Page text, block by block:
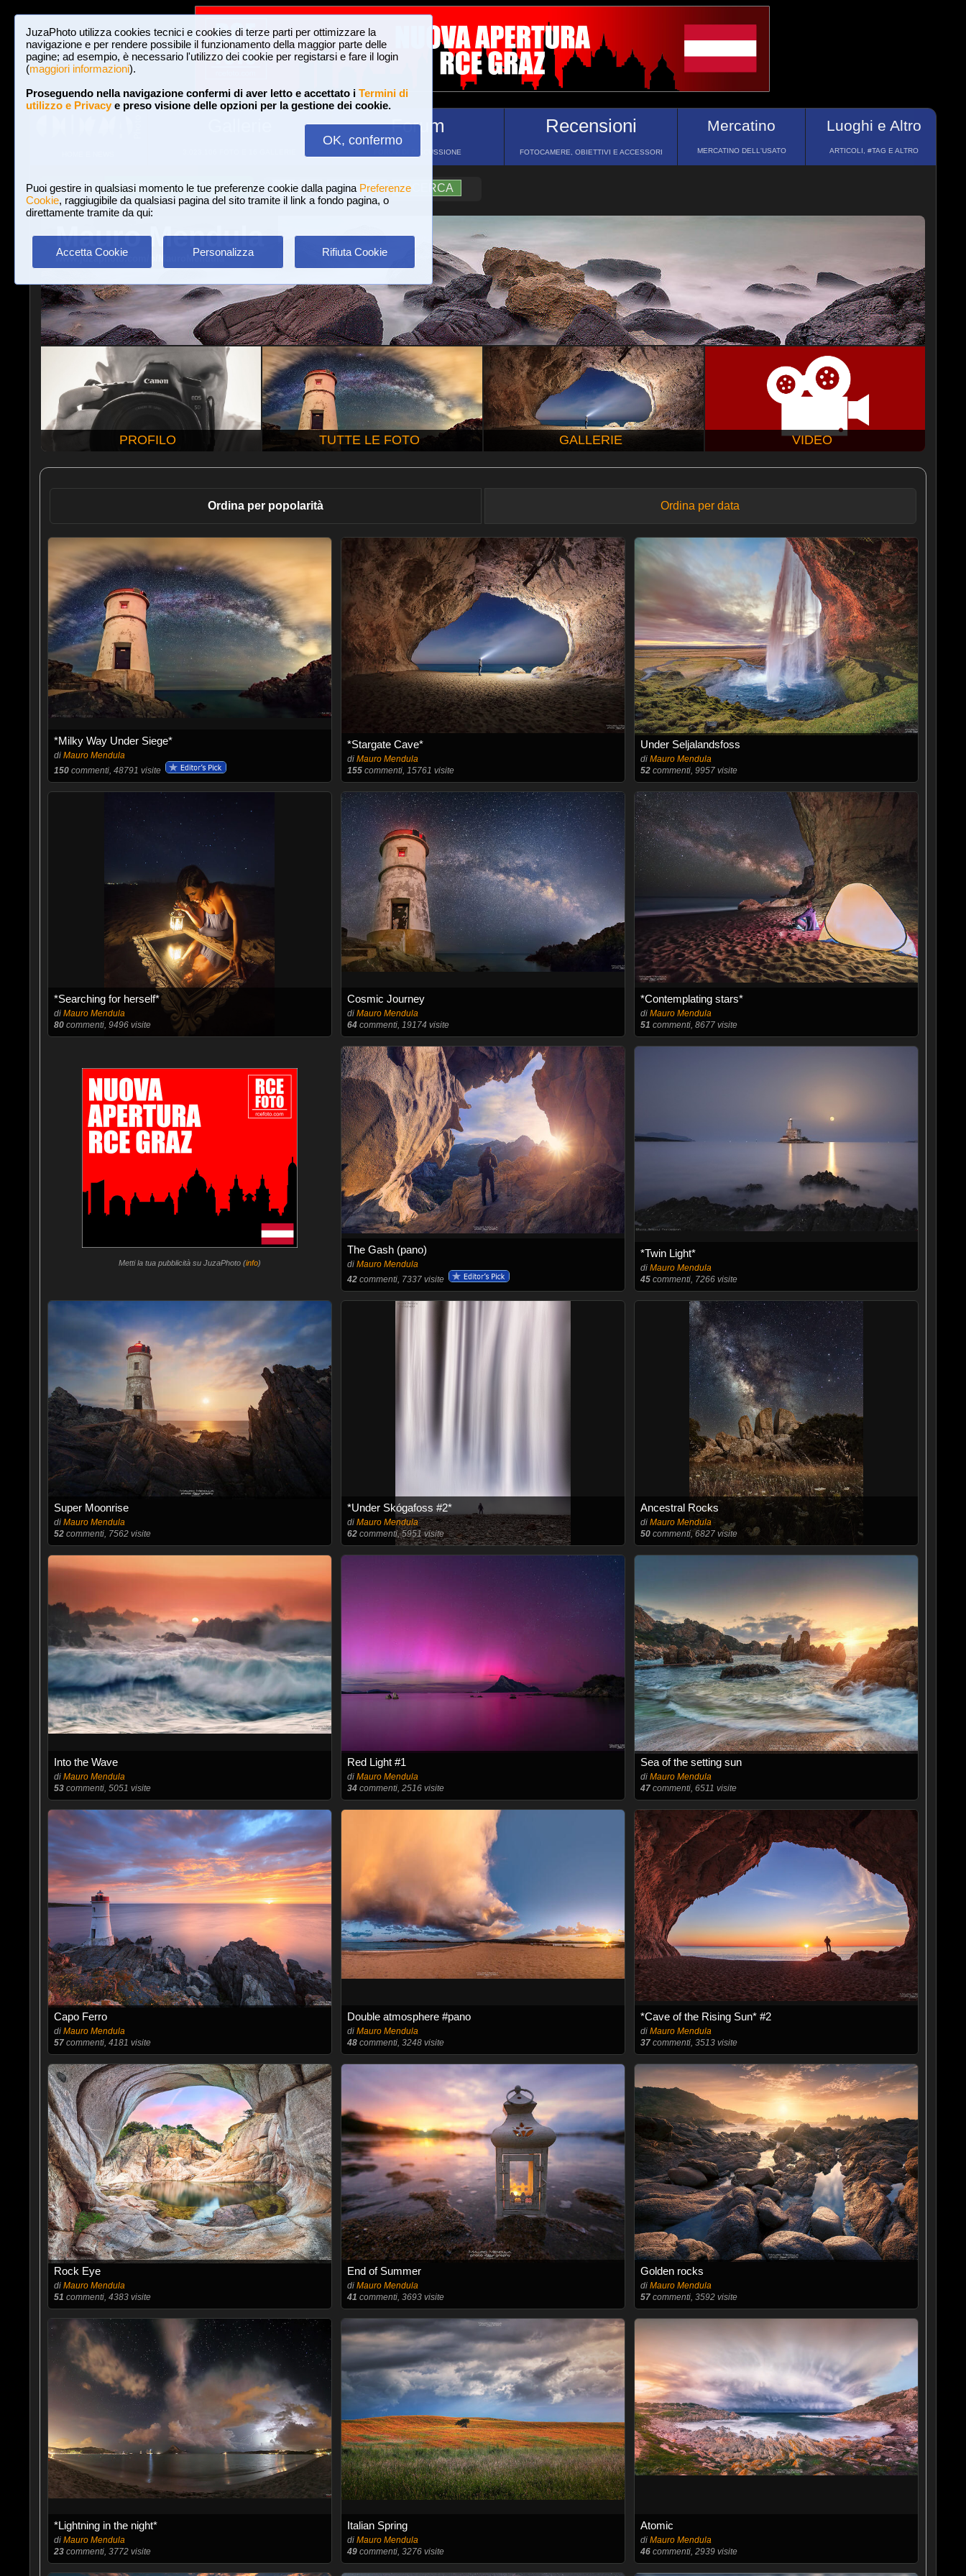
JuzaPhoto utilizza cookies tecnici e cookies di terze parti per ottimizzare la
navigazione e per rendere possibile il funzionamento della maggior parte delle
pagine; ad esempio, è necessario l'utilizzo dei cookie per registarsi e fare il login
(maggiori informazioni).
Proseguendo nella navigazione confermi di aver letto e accettato i Termini di
utilizzo e Privacye preso visione delle opzioni per la gestione dei cookie.
OK, confermo
Puoi gestire in qualsiasi momento le tue preferenze cookie dalla pagina Preferenze
Cookie, raggiugibile da qualsiasi pagina del sito tramite il link a fondo pagina, o
direttamente tramite da qui:
Accetta Cookie Personalizza Rifiuta Cookie
Forum
FORUM DI DISCUSSIONE
Recensioni
FOTOCAMERE, OBIETTIVI E ACCESSORI
Mercatino
MERCATINO DELL'USATO
Luoghi e Altro
ARTICOLI, #TAG E ALTRO
Login Iscriviti a JuzaPhoto! A A ?AIUTO RICERCA
Mauro Mendula
www.juzaphoto.com/p/MauroMendula
PROFILO TUTTE LE FOTO GALLERIE VIDEO
Ordina per popolarità Ordina per data
*Milky Way Under Siege*
di Mauro Mendula
150commenti, 48791 visite
*Stargate Cave*
di Mauro Mendula
155commenti, 15761 visite
Under Seljalandsfoss
diMauro Mendula
52 commenti, 9957 visite
*Searching for herself*
di Mauro Mendula
80commenti, 9496 visite
Cosmic Journey
di Mauro Mendula
64commenti, 19174 visite
*Contemplating stars*
diMauro Mendula
51 commenti, 8677 visite
Metti la tua pubblicità su JuzaPhoto (info)
The Gash (pano)
di Mauro Mendula
42commenti, 7337 visite
*Twin Light*
diMauro Mendula
45 commenti, 7266 visite
Super Moonrise
di Mauro Mendula
52commenti, 7562 visite
*Under Skógafoss #2*
di Mauro Mendula
62commenti, 5951 visite
Ancestral Rocks
diMauro Mendula
50 commenti, 6827 visite
Into the Wave
di Mauro Mendula
53commenti, 5051 visite
Red Light #1
di Mauro Mendula
34commenti, 2516 visite
Sea of the setting sun
diMauro Mendula
47 commenti, 6511 visite
Capo Ferro
di Mauro Mendula
57commenti, 4181 visite
Double atmosphere #pano
di Mauro Mendula
48commenti, 3248 visite
*Cave of the Rising Sun* #2
diMauro Mendula
37 commenti, 3513 visite
Rock Eye
di Mauro Mendula
51 commenti, 4383 visite
End of Summer
di Mauro Mendula
41 commenti, 3693 visite
Golden rocks
diMauro Mendula
57 commenti, 3592 visite
*Lightning in the night*
di Mauro Mendula
23commenti, 3772 visite
Italian Spring
di Mauro Mendula
49commenti, 3276 visite
Atomic
diMauro Mendula
46 commenti, 2939 visite